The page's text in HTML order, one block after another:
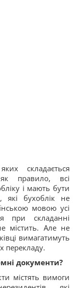
складається
правило, всі
і мають бути
які бухоблік не
мовою усі
при складанні
містить. Але не
вимагатимуть
перекладу.
документи?
містять вимоги